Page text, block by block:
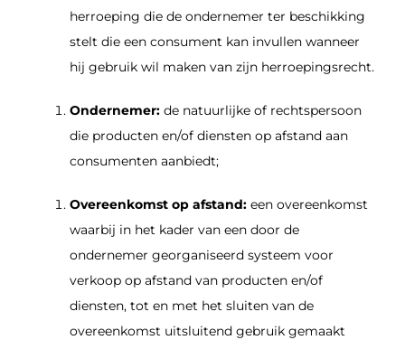
herroeping die de ondernemer ter beschikking
stelt die een consument kan invullen wanneer
hij gebruik wil maken van zijn herroepingsrecht.
Ondernemer: de natuurlijke of rechtspersoon
die producten en/of diensten op afstand aan
consumenten aanbiedt;
Overeenkomst op afstand: een overeenkomst
waarbij in het kader van een door de
ondernemer georganiseerd systeem voor
verkoop op afstand van producten en/of
diensten, tot en met het sluiten van de
overeenkomst uitsluitend gebruik gemaakt